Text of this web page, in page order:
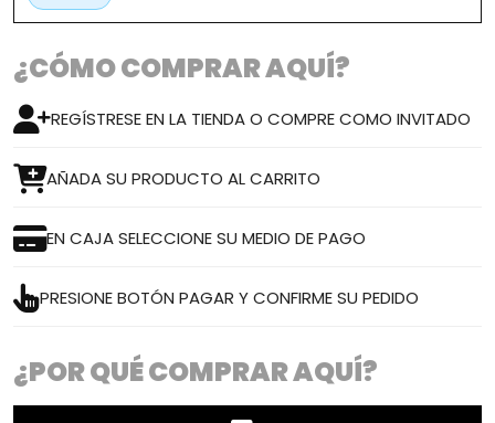
¿CÓMO COMPRAR AQUÍ?
REGÍSTRESE EN LA TIENDA O COMPRE COMO INVITADO
AÑADA SU PRODUCTO AL CARRITO
EN CAJA SELECCIONE SU MEDIO DE PAGO
PRESIONE BOTÓN PAGAR Y CONFIRME SU PEDIDO
¿POR QUÉ COMPRAR AQUÍ?